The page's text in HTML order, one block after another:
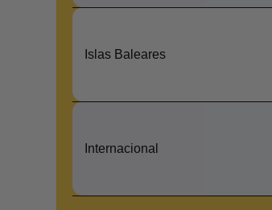
Islas Baleares
Internacional